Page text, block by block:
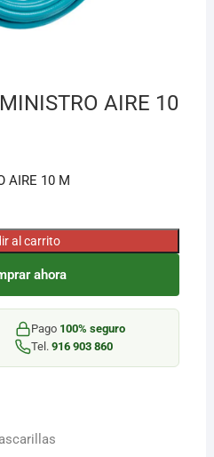
AIRE 10
AIRE 10 M
al carrito
ahora
Pago 100% seguro
Tel. 916 903 860